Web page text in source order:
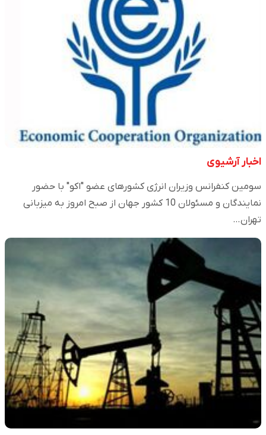
اخبار آرشیوی
سومین کنفرانس وزیران انرژی کشورهای عضو "اکو" با حضور
نمایندگان و مسئولان 10 کشور جهان از صبح امروز به میزبانی
تهران…